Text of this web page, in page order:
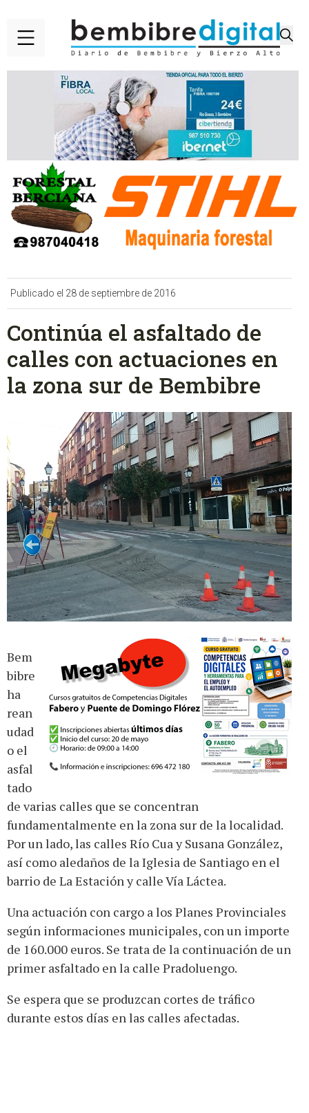
Publicado el 28 de septiembre de 2016
Continúa el asfaltado de
calles con actuaciones en
la zona sur de Bembibre
Bem
bibre
ha
rean
udad
o el
asfal
tado
de varias calles que se concentran
fundamentalmente en la zona sur de la localidad.
Por un lado, las calles Río Cua y Susana González,
así como aledaños de la Iglesia de Santiago en el
barrio de La Estación y calle Vía Láctea.
Una actuación con cargo a los Planes Provinciales
según informaciones municipales, con un importe
de 160.000 euros. Se trata de la continuación de un
primer asfaltado en la calle Pradoluengo.
Se espera que se produzcan cortes de tráfico
durante estos días en las calles afectadas.